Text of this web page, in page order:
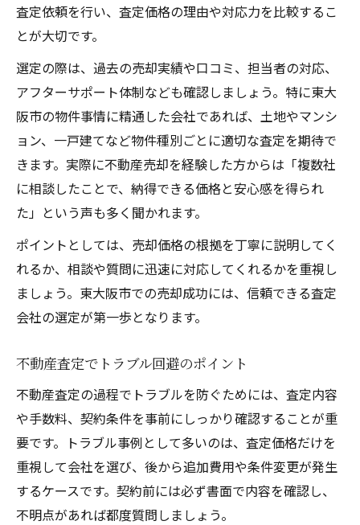
査定依頼を行い、査定価格の理由や対応力を比較するこ
とが大切です。
選定の際は、過去の売却実績や口コミ、担当者の対応、
アフターサポート体制なども確認しましょう。特に東大
阪市の物件事情に精通した会社であれば、土地やマンシ
ョン、一戸建てなど物件種別ごとに適切な査定を期待で
きます。実際に不動産売却を経験した方からは「複数社
に相談したことで、納得できる価格と安心感を得られ
た」という声も多く聞かれます。
ポイントとしては、売却価格の根拠を丁寧に説明してく
れるか、相談や質問に迅速に対応してくれるかを重視し
ましょう。東大阪市での売却成功には、信頼できる査定
会社の選定が第一歩となります。
不動産査定でトラブル回避のポイント
不動産査定の過程でトラブルを防ぐためには、査定内容
や手数料、契約条件を事前にしっかり確認することが重
要です。トラブル事例として多いのは、査定価格だけを
重視して会社を選び、後から追加費用や条件変更が発生
するケースです。契約前には必ず書面で内容を確認し、
不明点があれば都度質問しましょう。